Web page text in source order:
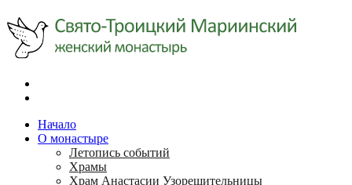
Начало
О монастыре
Летопись событий
Храмы
Храм Анастасии Узорешительницы